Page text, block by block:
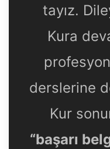
tayız.
Kura
derslerine
Kur
“başarı